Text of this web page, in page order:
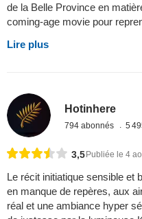
de la Belle Province en
coming-age movie pour
Lire plus
Hotinhere
794 abonnés 5
3,5 Publiée le 4
Le récit initiatique sensible et
en manque de repères, aux
réal et une ambiance hyper